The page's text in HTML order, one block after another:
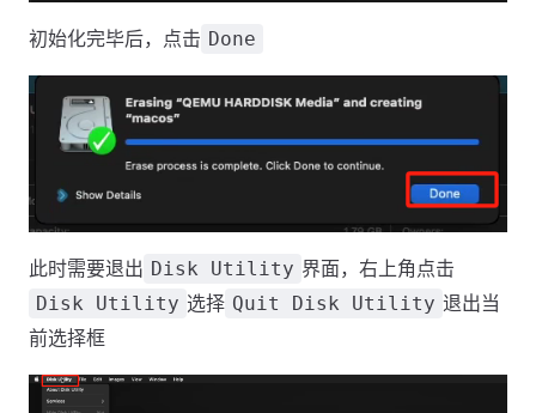
初始化完毕后，点击 Done
此时需要退出 Disk Utility 界面，右上角点击
Disk Utility 选择 Quit Disk Utility 退出当
前选择框